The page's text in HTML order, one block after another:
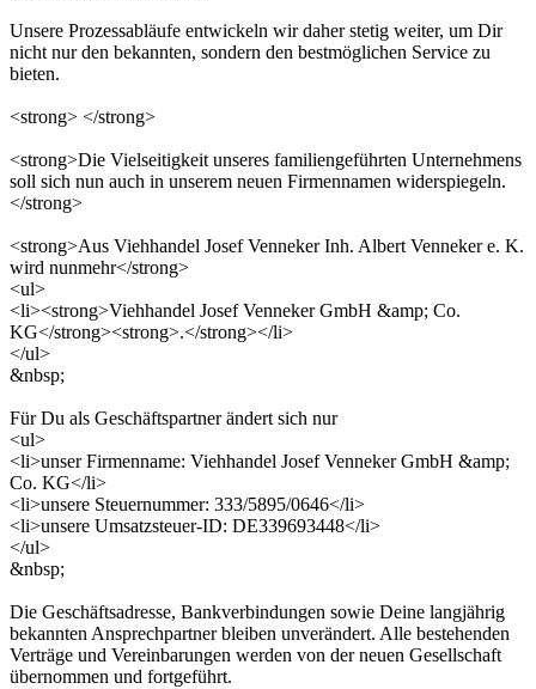
Unsere Prozessabläufe entwickeln wir daher stetig weiter, um Dir
nicht nur den bekannten, sondern den bestmöglichen Service zu
bieten.
<strong> </strong>
<strong>Die Vielseitigkeit unseres familiengeführten Unternehmens
soll sich nun auch in unserem neuen Firmennamen widerspiegeln.
</strong>
<strong>Aus Viehhandel Josef Venneker Inh. Albert Venneker e. K.
wird nunmehr</strong>
<ul>
<li><strong>Viehhandel Josef Venneker GmbH &amp; Co.
KG</strong><strong>.</strong></li>
</ul>
&nbsp;
Für Du als Geschäftspartner ändert sich nur
<ul>
<li>unser Firmenname: Viehhandel Josef Venneker GmbH &amp;
Co. KG</li>
<li>unsere Steuernummer: 333/5895/0646</li>
<li>unsere Umsatzsteuer-ID: DE339693448</li>
</ul>
&nbsp;
Die Geschäftsadresse, Bankverbindungen sowie Deine langjährig
bekannten Ansprechpartner bleiben unverändert. Alle bestehenden
Verträge und Vereinbarungen werden von der neuen Gesellschaft
übernommen und fortgeführt.